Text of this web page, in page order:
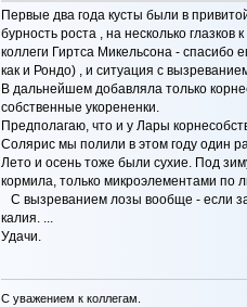
Первые два года кусты были в
бурность роста , на несколько глазков
коллеги Гиртса Микельсона - спасибо
как и Рондо) , и ситуация с
В дальнейшем добавляла только
собственные укорененки.
Предполагаю, что и у Лары
Солярис мы полили в этом году один
Лето и осень тоже были сухие. Под
кормила, только микроэлементами по
С вызреванием лозы вообще - если
калия. ...
Удачи.
С уважением к коллегам.